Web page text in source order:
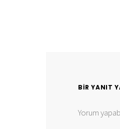
BIR YANIT
Yorum